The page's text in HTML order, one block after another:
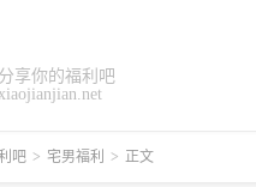
分享你的福利吧
吧 > 宅男福利 > 正文